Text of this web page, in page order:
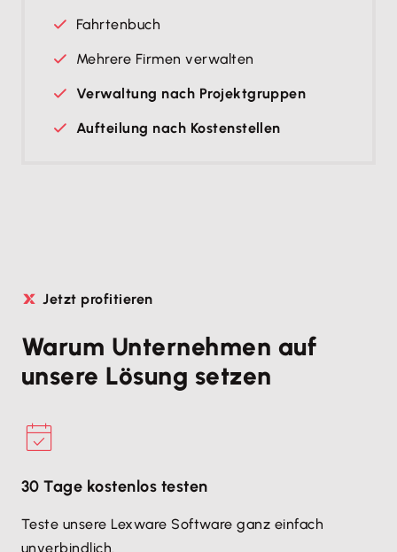
Fahrtenbuch
Mehrere Firmen verwalten
Verwaltung nach Projektgruppen
Aufteilung nach Kostenstellen
Jetzt profitieren
Warum Unternehmen auf
unsere Lösung setzen
30 Tage kostenlos testen
Teste unsere Lexware Software ganz einfach
unverbindlich.